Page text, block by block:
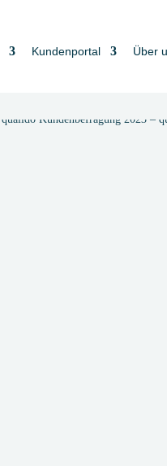
Kundenportal Über